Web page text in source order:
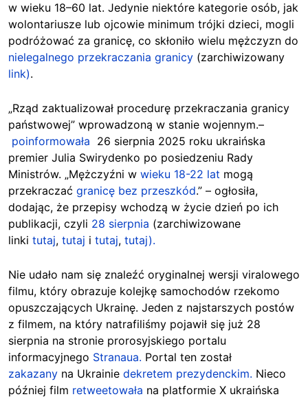
w wieku 18–60 lat. Jedynie niektóre kategorie osób, jak
wolontariusze lub ojcowie minimum trójki dzieci, mogli
podróżować za granicę, co skłoniło wielu mężczyzn do
nielegalnego przekraczania granicy (zarchiwizowany
link).
„Rząd zaktualizował procedurę przekraczania granicy
państwowej” wprowadzoną w stanie wojennym.–
poinformowała 26 sierpnia 2025 roku ukraińska
premier Julia Swirydenko po posiedzeniu Rady
Ministrów. „Mężczyźni w wieku 18-22 lat mogą
przekraczać granicę bez przeszkód.” – ogłosiła,
dodając, że przepisy wchodzą w życie dzień po ich
publikacji, czyli 28 sierpnia (zarchiwizowane
linki tutaj, tutaj i tutaj, tutaj).
Nie udało nam się znaleźć oryginalnej wersji viralowego
filmu, który obrazuje kolejkę samochodów rzekomo
opuszczających Ukrainę. Jeden z najstarszych postów
z filmem, na który natrafiliśmy pojawił się już 28
sierpnia na stronie prorosyjskiego portalu
informacyjnego Stranaua. Portal ten został
zakazany na Ukrainie dekretem prezydenckim. Nieco
później film retweetowała na platformie X ukraińska